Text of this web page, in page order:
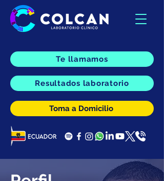
Te llamamos
Resultados laboratorio
Toma a Domicilio